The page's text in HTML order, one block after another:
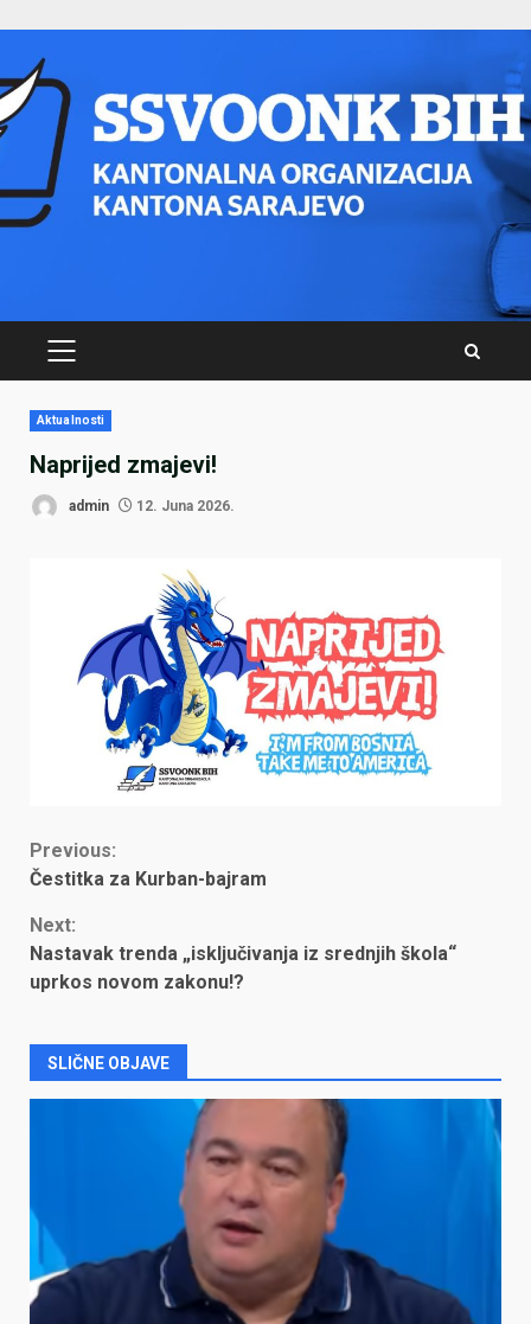
content
PRIMARY
Aktualnosti
Naprijed zmajevi!
admin 12. Juna 2026.
Continue
Previous:
Čestitka za Kurban-bajram
Next:
Nastavak trenda „isključivanja iz srednjih škola“
uprkos novom zakonu!?
SLIČNE OBJAVE